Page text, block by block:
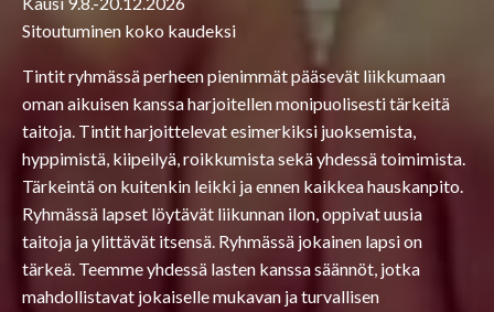
Sitoutuminen koko kaudeksi
Tintit ryhmässä perheen pienimmät pääsevät liikkumaan
oman aikuisen kanssa harjoitellen monipuolisesti tärkeitä
taitoja. Tintit harjoittelevat esimerkiksi juoksemista,
hyppimistä, kiipeilyä, roikkumista sekä yhdessä toimimista.
Tärkeintä on kuitenkin leikki ja ennen kaikkea hauskanpito.
Ryhmässä lapset löytävät liikunnan ilon, oppivat uusia
taitoja ja ylittävät itsensä. Ryhmässä jokainen lapsi on
tärkeä. Teemme yhdessä lasten kanssa säännöt, jotka
mahdollistavat jokaiselle mukavan ja turvallisen